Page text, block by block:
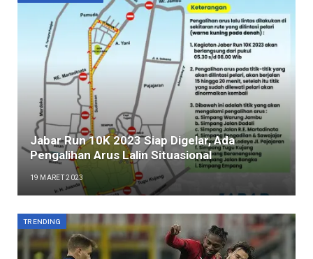
Jabar Run 10K 2023 Siap Digelar, Ada
Pengalihan Arus Lalin Situasional
19 MARET 2023
TRENDING